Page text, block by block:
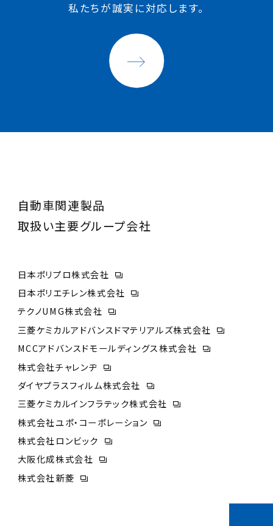
私たちが誠実に対応します。
自動車関連製品
取扱い主要グループ会社
日本ポリプロ株式会社
MCCアドバンスドモールディングス株式会社
三菱ケミカルアドバンスドマテリアルズ株式会社
株式会社チャレンヂ
ダイヤプラスフィルム株式会社
三菱ケミカルインフラテック株式会社
株式会社ユポ・コーポレーション
株式会社ロンビック
大阪化成株式会社
株式会社新菱
テクノUMG株式会社
日本ポリエチレン株式会社